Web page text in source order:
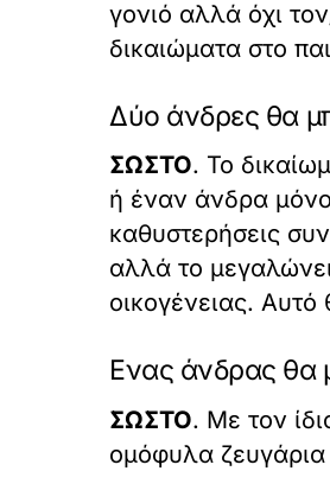
γονιό αλλά όχι
δικαιώματα στο
Δύο άνδρες θα
ΣΩΣΤΟ. Το
ή έναν άνδρα
καθυστερήσεις
αλλά το
οικογένειας.
Ενας άνδρας θα
ΣΩΣΤΟ. Με τον
ομόφυλα ζευγάρια